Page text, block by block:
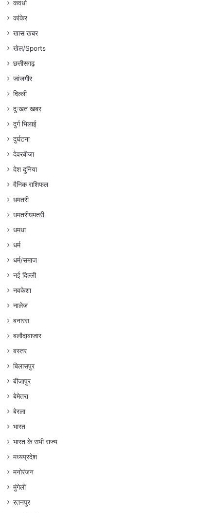
कवर्धा
कांकेर
खास खबर
खेल/Sports
छत्तीसगढ़
जांजगीर
दिल्ली
दुःखत खबर
दुर्ग भिलाई
दुर्घटना
देवरबीजा
देश दुनिया
दैनिक राशिफल
धमतरी
धमतरीधमतरी
धमधा
धर्म
धर्म/समाज
नई दिल्ली
नवकेशा
नालेज
बनारस
बलौदाबाजार
बस्तर
बिलासपुर
बीजापुर
बेमेतरा
बेरला
भारत
भारत के सभी राज्य
मध्यप्रदेश
मनोरंजन
मुंगेली
रतनपुर